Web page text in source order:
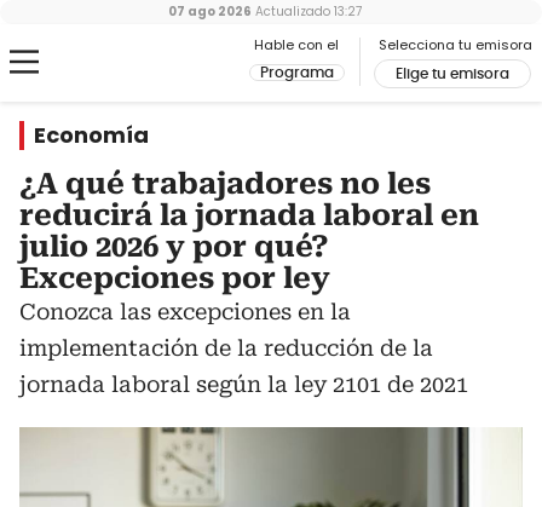
Hable con el
Programa
Selecciona tu emisora
Elige tu emisora
07 ago 2026 Actualizado 13:27
Economía
¿A qué trabajadores no les
reducirá la jornada laboral en
julio 2026 y por qué?
Excepciones por ley
Conozca las excepciones en la
implementación de la reducción de la
jornada laboral según la ley 2101 de 2021